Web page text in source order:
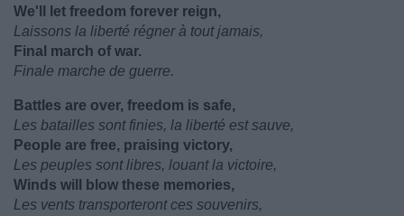
We'll let freedom forever reign,
Laissons la liberté régner à tout jamais,
Final march of war.
Finale marche de guerre.
Battles are over, freedom is safe,
Les batailles sont finies, la liberté est sauve,
People are free, praising victory,
Les peuples sont libres, louant la victoire,
Winds will blow these memories,
Les vents transporteront ces souvenirs,